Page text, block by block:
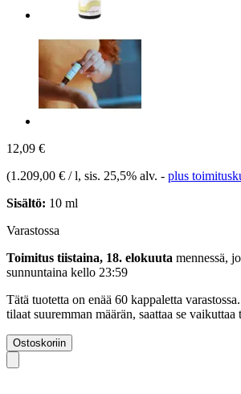
12,09 €
(1.209,00 € / l, sis. 25,5% alv. - plus
Sisältö: 10 ml
Varastossa
Toimitus tiistaina, 18. elokuuta mennessä,
sunnuntaina kello 23:59
Tätä tuotetta on enää 60 kappaletta
tilaat suuremman määrän, saattaa se
Ostoskoriin